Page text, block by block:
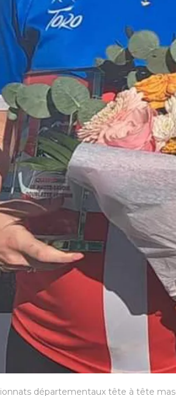
départementaux tête à tête